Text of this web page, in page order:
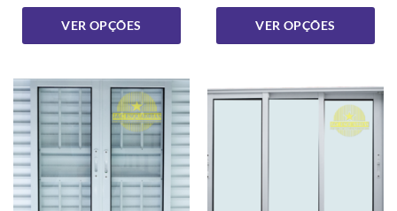
VER OPÇÕES
tem
várias
variantes.
As
opções
podem
ser
VER OPÇÕES
tem
variantes.